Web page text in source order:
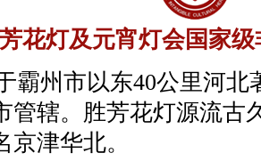
花灯及元宵灯会国家
霸州市以东40公里河
管辖。胜芳花灯源流古
津华北。